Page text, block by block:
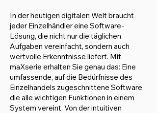
In der heutigen digitalen Welt braucht
jeder Einzelhändler eine Software-
Lösung, die nicht nur die täglichen
Aufgaben vereinfacht, sondern auch
wertvolle Erkenntnisse liefert. Mit
maXserie erhalten Sie genau das: Eine
umfassende, auf die Bedürfnisse des
Einzelhandels zugeschnittene Software,
die alle wichtigen Funktionen in einem
System vereint. Von der intuitiven